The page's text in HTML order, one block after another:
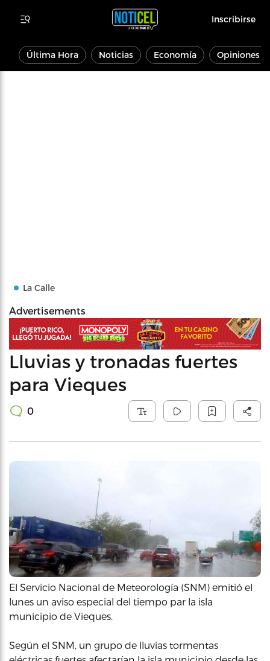
Inscribirse
Última Hora Noticias Economía Opiniones
La Calle
Advertisements
Lluvias y tronadas fuertes
para Vieques
0
El Servicio Nacional de Meteorología (SNM) emitió el
lunes un aviso especial del tiempo par la isla
municipio de Vieques.
Según el SNM, un grupo de lluvias tormentas